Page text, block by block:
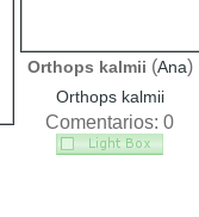
Orthops kalmii (Ana)
Orthops kalmii
Comentarios: 0